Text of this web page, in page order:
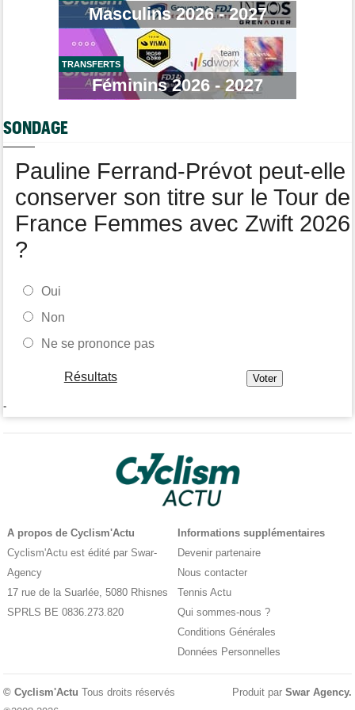
Loes Adegeest : "On essaiera encore demain..."
Tour de France Femmes
Lilan Calmejane: "Pourquoi PFP nous raconte des salades ?"
Tour de France Femmes
Puck Pieterse : "Je ne sais pas à quoi m'attendre demain"
Niedermaier : "J’ai dit à Kasia que ce n’est pas fini"
Masculins 2026 - 2027
TRANSFERTS
Féminins 2026 - 2027
SONDAGE
Pauline Ferrand-Prévot peut-elle
conserver son titre sur le Tour de
France Femmes avec Zwift 2026
?
Oui
Non
Ne se prononce pas
Résultats
-
A propos de Cyclism'Actu
Cyclism'Actu est édité par Swar-
Agency
17 rue de la Suarlée, 5080 Rhisnes
SPRLS BE 0836.273.820
Informations supplémentaires
Devenir partenaire
Nous contacter
Tennis Actu
Qui sommes-nous ?
Conditions Générales
Données Personnelles
© Cyclism'Actu Tous droits réservés
Produit par Swar Agency.